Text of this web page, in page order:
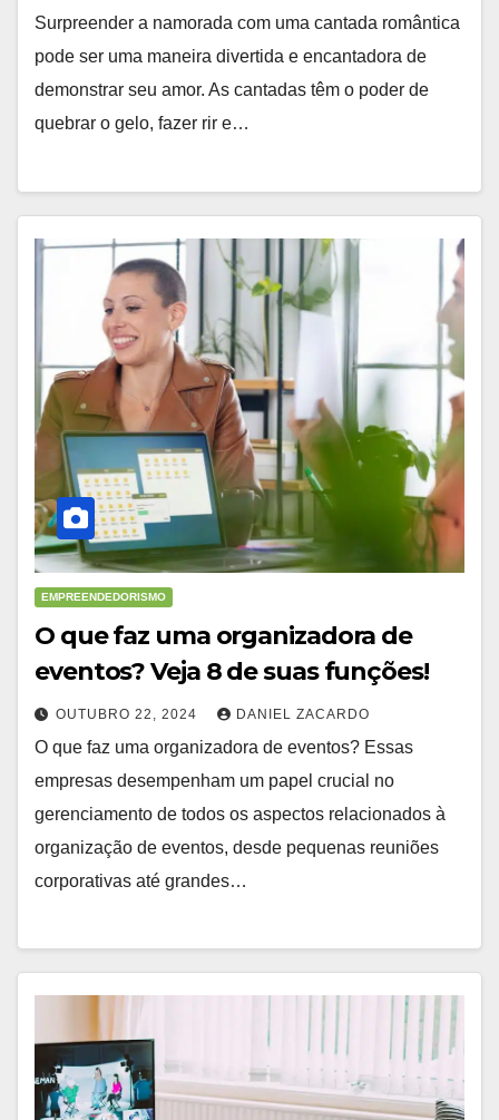
Surpreender a namorada com uma cantada romântica
pode ser uma maneira divertida e encantadora de
demonstrar seu amor. As cantadas têm o poder de
quebrar o gelo, fazer rir e…
EMPREENDEDORISMO
O que faz uma organizadora de
eventos? Veja 8 de suas funções!
OUTUBRO 22, 2024 DANIEL ZACARDO
O que faz uma organizadora de eventos? Essas
empresas desempenham um papel crucial no
gerenciamento de todos os aspectos relacionados à
organização de eventos, desde pequenas reuniões
corporativas até grandes…